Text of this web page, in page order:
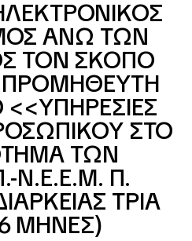
ΑΝΩ ΤΩΝ
ΤΟΝ ΣΚΟΠΟ
ΠΡΟΜΗΘΕΥΤΗ
<<ΥΠΗΡΕΣΙΕΣ
ΣΤΟ
ΤΩΝ
Ν.Ε.Ε.Μ. Π.
ΤΡΙΑ
ΜΗΝΕΣ)